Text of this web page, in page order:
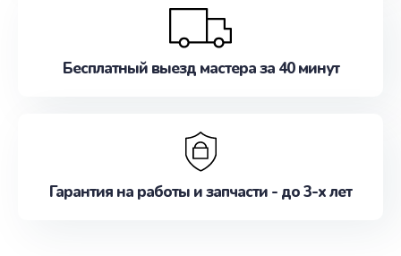
Бесплатный выезд мастера за 40 минут
Гарантия на работы и запчасти - до 3-х лет